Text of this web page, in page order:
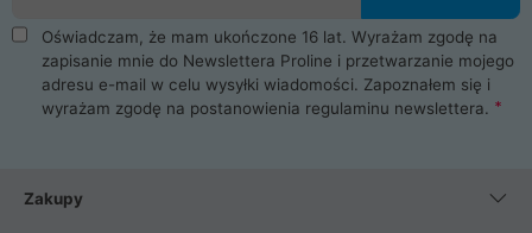
Oświadczam, że mam ukończone 16 lat. Wyrażam zgodę na
zapisanie mnie do Newslettera Proline i przetwarzanie mojego
adresu e-mail w celu wysyłki wiadomości. Zapoznałem się i
wyrażam zgodę na postanowienia regulaminu newslettera.
Zakupy